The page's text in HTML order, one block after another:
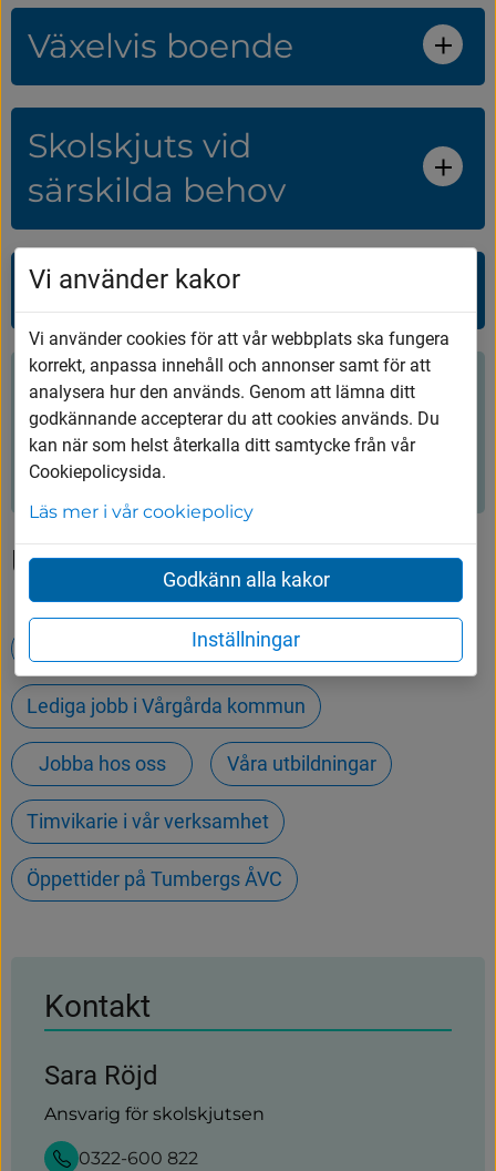
Växelvis boende
Skolskjuts vid
särskilda behov
Gymnasieelev
Hjälpte innehållet dig?
Ja Nej
Upptäck mer
Lediga jobb i Vårgårda kommun
Jobba hos oss Våra utbildningar
Timvikarie i vår verksamhet
Öppettider på Tumbergs ÅVC
Kontakt
Sara Röjd
Ansvarig för skolskjutsen
0322-600 822
Vi använder kakor
Vi använder cookies för att vår webbplats ska fungera
korrekt, anpassa innehåll och annonser samt för att
analysera hur den används. Genom att lämna ditt
godkännande accepterar du att cookies används. Du
kan när som helst återkalla ditt samtycke från vår
Cookiepolicysida.
Läs mer i vår cookiepolicy
Godkänn alla kakor
Inställningar